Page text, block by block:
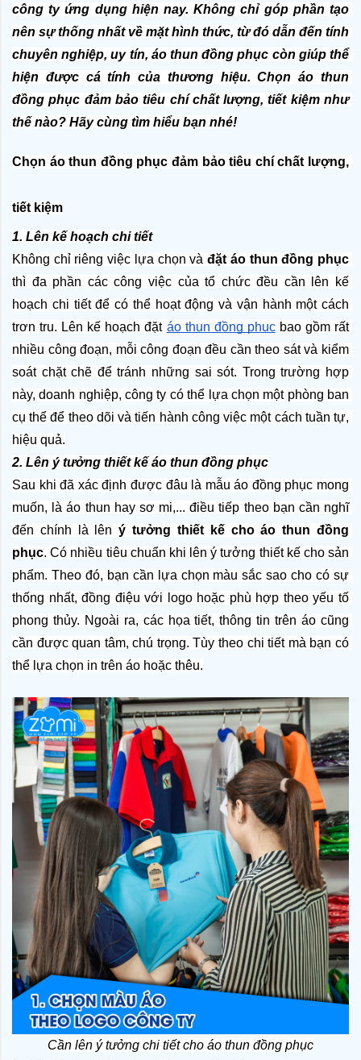
công ty ứng dụng hiện nay. Không chỉ góp phần tạo
nên sự thống nhất về mặt hình thức, từ đó dẫn đến tính
chuyên nghiệp, uy tín, áo thun đồng phục còn giúp thể
hiện được cá tính của thương hiệu. Chọn áo thun
đồng phục đảm bảo tiêu chí chất lượng, tiết kiệm như
thế nào? Hãy cùng tìm hiểu bạn nhé!
Chọn áo thun đồng phục đảm bảo tiêu chí chất lượng,
tiết kiệm
1. Lên kế hoạch chi tiết
Không chỉ riêng việc lựa chọn và đặt áo thun đồng phục
thì đa phần các công việc của tổ chức đều cần lên kế
hoạch chi tiết để có thể hoạt động và vận hành một cách
trơn tru. Lên kế hoạch đặt áo thun đồng phục bao gồm rất
nhiều công đoạn, mỗi công đoạn đều cần theo sát và kiểm
soát chặt chẽ để tránh những sai sót. Trong trường hợp
này, doanh nghiệp, công ty có thể lựa chọn một phòng ban
cụ thể để theo dõi và tiến hành công việc một cách tuần tự,
hiệu quả.
2. Lên ý tưởng thiết kế áo thun đồng phục
Sau khi đã xác định được đâu là mẫu áo đồng phục mong
muốn, là áo thun hay sơ mi,... điều tiếp theo bạn cần nghĩ
đến chính là lên ý tưởng thiết kế cho áo thun đồng
phục. Có nhiều tiêu chuẩn khi lên ý tưởng thiết kế cho sản
phẩm. Theo đó, bạn cần lựa chọn màu sắc sao cho có sự
thống nhất, đồng điệu với logo hoặc phù hợp theo yếu tố
phong thủy. Ngoài ra, các họa tiết, thông tin trên áo cũng
cần được quan tâm, chú trọng. Tùy theo chi tiết mà bạn có
thể lựa chọn in trên áo hoặc thêu.
Cần lên ý tưởng chi tiết cho áo thun đồng phục